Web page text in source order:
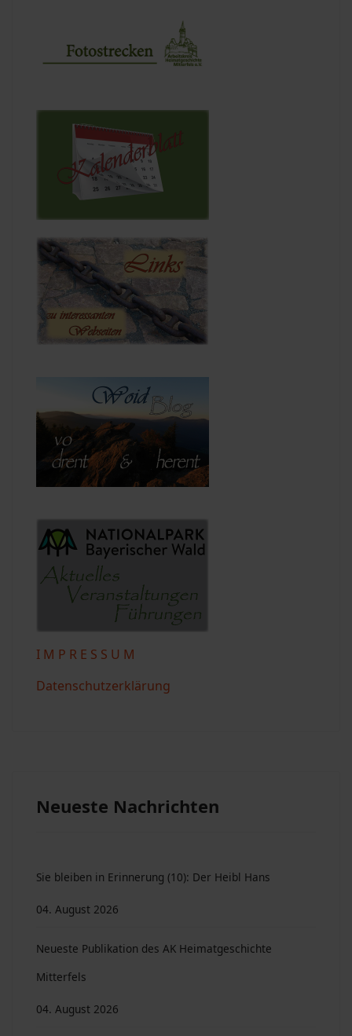
I M P R E S S U M
Datenschutzerklärung
Neueste Nachrichten
Sie bleiben in Erinnerung (10): Der Heibl Hans
04. August 2026
Neueste Publikation des AK Heimatgeschichte
Mitterfels
04. August 2026